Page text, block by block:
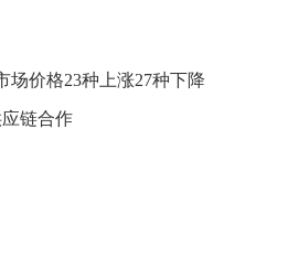
场价格23种上涨27种下降
链合作